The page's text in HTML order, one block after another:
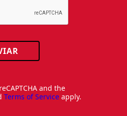
and the
Terms of Service apply.